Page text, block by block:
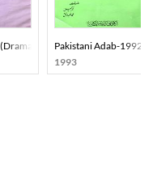
Part-001
Pakistani Adab-1992
1993